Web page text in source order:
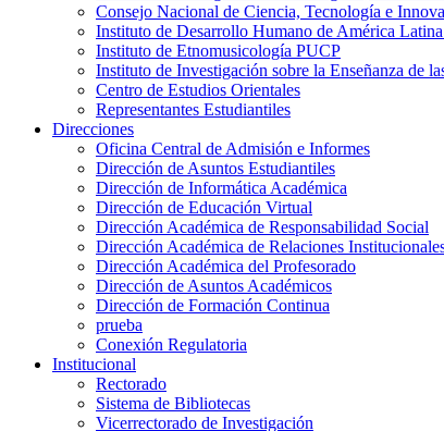
Consejo Nacional de Ciencia, Tecnología e
Instituto de Desarrollo Humano de América
Instituto de Etnomusicología PUCP
Instituto de Investigación sobre la Enseñanza de
Centro de Estudios Orientales
Representantes Estudiantiles
Direcciones
Oficina Central de Admisión e Informes
Dirección de Asuntos Estudiantiles
Dirección de Informática Académica
Dirección de Educación Virtual
Dirección Académica de Responsabilidad Social
Dirección Académica de Relaciones
Dirección Académica del Profesorado
Dirección de Asuntos Académicos
Dirección de Formación Continua
prueba
Conexión Regulatoria
Institucional
Rectorado
Sistema de Bibliotecas
Vicerrectorado de Investigación